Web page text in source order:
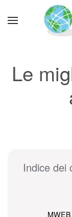
Le
Indice dei